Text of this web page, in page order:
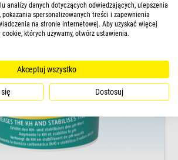
analizy danych dotyczących odwiedzających, ulepszenia
spersonalizowanych treści i zapewnienia
na stronie internetowej. Aby uzyskać więcej
których używamy, otwórz ustawienia.
Akceptuj wszystko
Dostosuj